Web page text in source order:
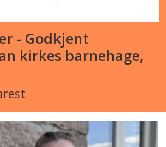
- Godkjent
kirkes barnehage,